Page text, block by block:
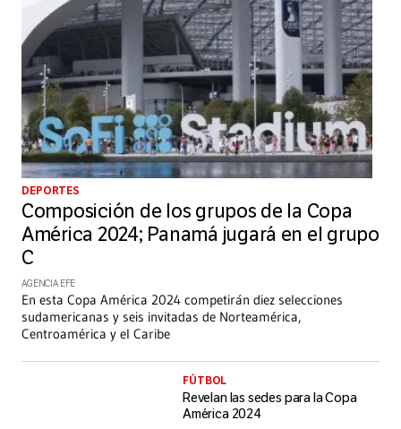
DEPORTES
Composición de los grupos de la Copa
América 2024; Panamá jugará en el grupo
C
AGENCIA EFE
En esta Copa América 2024 competirán diez selecciones
sudamericanas y seis invitadas de Norteamérica,
Centroamérica y el Caribe
FÚTBOL
Revelan las sedes para la Copa
América 2024